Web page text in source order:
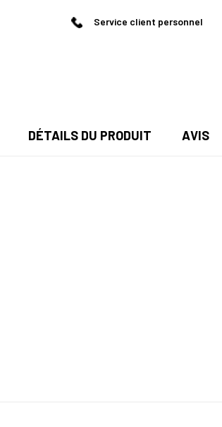
Service client personnel
DÉTAILS DU PRODUIT AVIS